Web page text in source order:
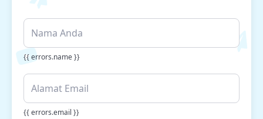
{{ errors.name }}
{{ errors.email }}